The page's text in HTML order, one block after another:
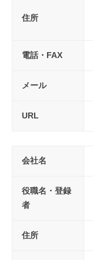
住所
電話・FAX
メール
URL
会社名
役職名・登録
者
住所